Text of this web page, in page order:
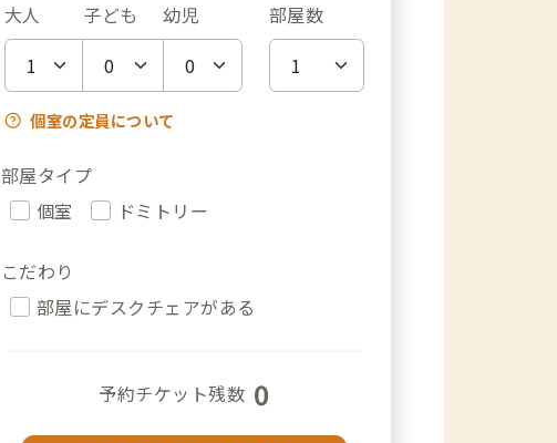
大人 子ども 幼児 部屋数
個室の定員について
部屋タイプ
個室
ドミトリー
こだわり
部屋にデスクチェアがある
予約チケット残数 0